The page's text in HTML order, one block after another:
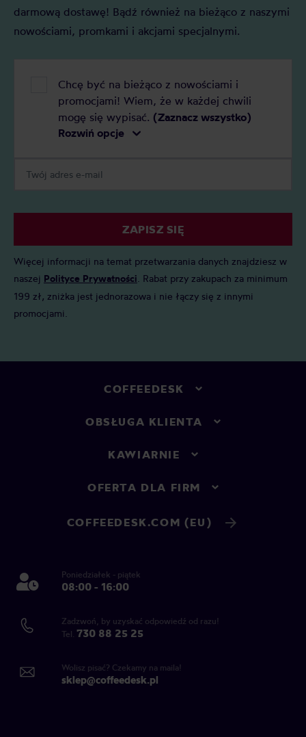
darmową dostawę! Bądź również na bieżąco z naszymi
nowościami, promkami i akcjami specjalnymi.
Chcę być na bieżąco z nowościami i
promocjami! Wiem, że w każdej chwili
mogę się wypisać. (Zaznacz wszystko)
Rozwiń opcje
ZAPISZ SIĘ
Więcej informacji na temat przetwarzania danych znajdziesz w
naszej Polityce Prywatności . Rabat przy zakupach za minimum
199 zł, zniżka jest jednorazowa i nie łączy się z innymi
promocjami.
COFFEEDESK
OBSŁUGA KLIENTA
KAWIARNIE
OFERTA DLA FIRM
COFFEEDESK.COM (EU)
Poniedziałek - piątek
08:00 - 16:00
Zadzwoń, by uzyskać odpowiedź od razu!
Tel. 730 88 25 25
Wolisz pisać? Czekamy na maila!
sklep@coffeedesk.pl